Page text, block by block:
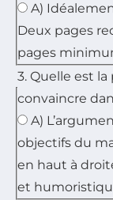
A)
Deux pages
pages
3. Quelle est
convaincre
A)
objectifs du
en haut à
et